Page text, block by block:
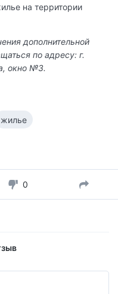
на территории
дополнительной
по адресу: г.
окно №3.
жилье
0